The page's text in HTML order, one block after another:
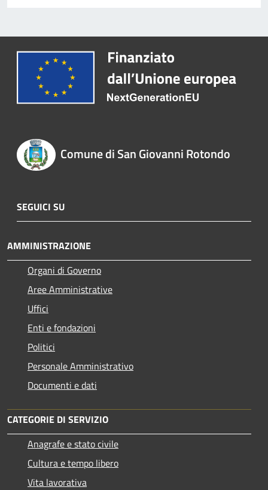
Comune di San Giovanni Rotondo
SEGUICI SU
AMMINISTRAZIONE
Organi di Governo
Aree Amministrative
Uffici
Enti e fondazioni
Politici
Personale Amministrativo
Documenti e dati
CATEGORIE DI SERVIZIO
Anagrafe e stato civile
Cultura e tempo libero
Vita lavorativa